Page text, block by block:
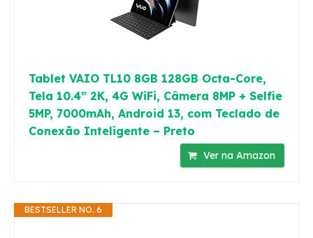
Tablet VAIO TL10 8GB 128GB Octa-Core,
Tela 10.4” 2K, 4G WiFi, Câmera 8MP + Selfie
5MP, 7000mAh, Android 13, com Teclado de
Conexão Inteligente – Preto
Ver na Amazon
BESTSELLER NO. 6